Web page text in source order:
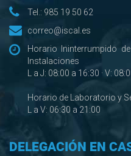
Tel.: 985 19 50 62
correo@iscal.es
Horario Ininterrumpido
Instalaciones
L a J: 08:00 a 16:30 · V:
Horario de Laboratorio y
L a V: 06:30 a 21:00
DELEGACIÓN EN